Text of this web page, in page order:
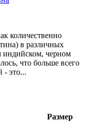
количественно
в различных
индийском, черном
что больше всего
- это...
Размер